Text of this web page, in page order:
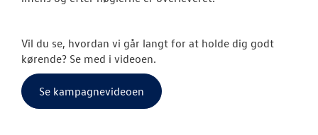
BRUGTE BILER
Vil du se, hvordan vi går langt for at holde dig godt
kørende? Se med i videoen.
Se kampagnevideoen